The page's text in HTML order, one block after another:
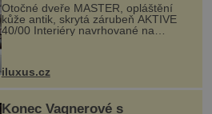
Otočné dveře MASTER, opláštění
kůže antik, skrytá zárubeň AKTIVE
40/00 Interiéry navrhované na
zakázku často vyžadují atypické
rozměry nejen nábytku, ale i
dnes umož...
iluxus.cz
Konec Vagnerové s